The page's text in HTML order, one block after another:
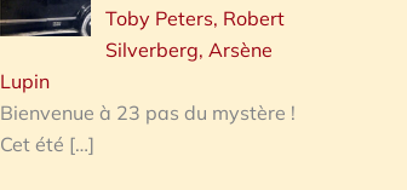
Toby Peters, Robert
Silverberg, Arsène
Lupin
Bienvenue à 23 pas du mystère !
Cet été […]